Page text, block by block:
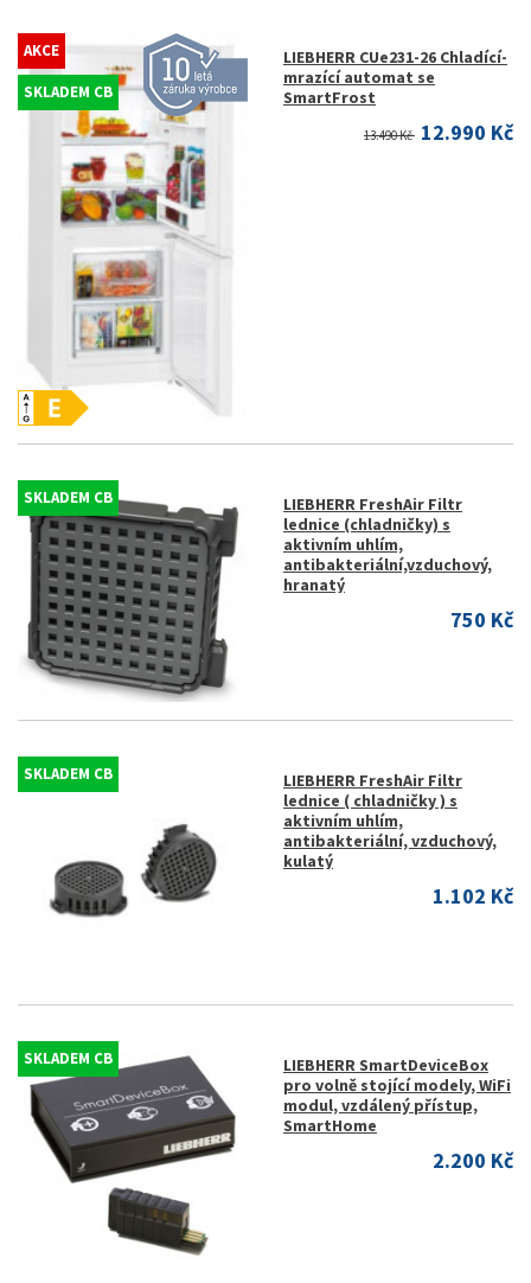
AKCE
SKLADEM CB
LIEBHERR CUe231-26 Chladící-
mrazící automat se
SmartFrost
13.490 Kč 12.990 Kč
SKLADEM CB
LIEBHERR FreshAir Filtr
lednice (chladničky) s
aktivním uhlím,
antibakteriální,vzduchový,
hranatý
750 Kč
SKLADEM CB
LIEBHERR FreshAir Filtr
lednice ( chladničky ) s
aktivním uhlím,
antibakteriální, vzduchový,
kulatý
1.102 Kč
SKLADEM CB
LIEBHERR SmartDeviceBox
pro volně stojící modely, WiFi
modul, vzdálený přístup,
SmartHome
2.200 Kč